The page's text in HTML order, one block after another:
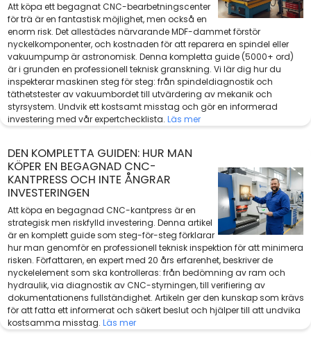
Att köpa ett begagnat CNC-bearbetningscenter
för trä är en fantastisk möjlighet, men också en
enorm risk. Det allestädes närvarande MDF-dammet förstör
nyckelkomponenter, och kostnaden för att reparera en spindel eller
vakuumpump är astronomisk. Denna kompletta guide (5000+ ord)
är i grunden en professionell teknisk granskning. Vi lär dig hur du
inspekterar maskinen steg för steg: från spindeldiagnostik och
täthetstester av vakuumbordet till utvärdering av mekanik och
styrsystem. Undvik ett kostsamt misstag och gör en informerad
investering med vår expertchecklista. Läs mer
DEN KOMPLETTA GUIDEN: HUR MAN
KÖPER EN BEGAGNAD CNC-
KANTPRESS OCH INTE ÅNGRAR
INVESTERINGEN
Att köpa en begagnad CNC-kantpress är en
strategisk men riskfylld investering. Denna artikel
är en komplett guide som steg-för-steg förklarar
hur man genomför en professionell teknisk inspektion för att minimera
risken. Författaren, en expert med 20 års erfarenhet, beskriver de
nyckelelement som ska kontrolleras: från bedömning av ram och
hydraulik, via diagnostik av CNC-styrningen, till verifiering av
dokumentationens fullständighet. Artikeln ger den kunskap som krävs
för att fatta ett informerat och säkert beslut och hjälper till att undvika
kostsamma misstag. Läs mer